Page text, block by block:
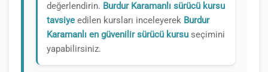
değerlendirin. Burdur Karamanlı sürücü kursu
tavsiye edilen kursları inceleyerek Burdur
Karamanlı en güvenilir sürücü kursu seçimini
yapabilirsiniz.